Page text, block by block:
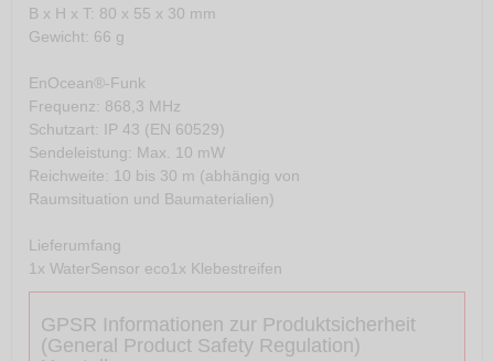
B x H x T: 80 x 55 x 30 mm
Gewicht: 66 g
EnOcean®-Funk
Frequenz: 868,3 MHz
Schutzart: IP 43 (EN 60529)
Sendeleistung: Max. 10 mW
Reichweite: 10 bis 30 m (abhängig von
Raumsituation und Baumaterialien)
Lieferumfang
1x WaterSensor eco1x Klebestreifen
GPSR Informationen zur Produktsicherheit
(General Product Safety Regulation)